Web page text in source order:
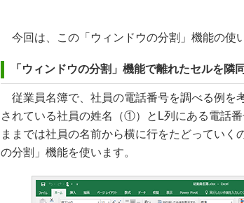
今回は、この「ウィンドウの分割」機能の使
「ウィンドウの分割」機能で離れたセルを隣
従業員名簿で、社員の電話番号を調べる例を
されている社員の姓名（①）とL列にある電話
ままでは社員の名前から横に行をたどっていく
の分割」機能を使います。